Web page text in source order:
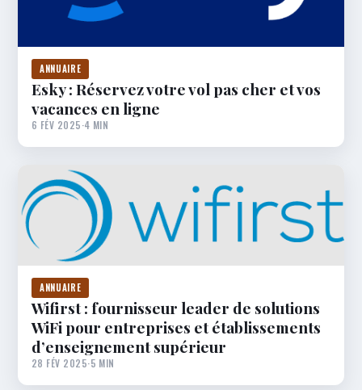
ANNUAIRE
Esky : Réservez votre vol pas cher et vos
vacances en ligne
6 FÉV 2025·4 MIN
ANNUAIRE
Wifirst : fournisseur leader de solutions
WiFi pour entreprises et établissements
d’enseignement supérieur
28 FÉV 2025·5 MIN